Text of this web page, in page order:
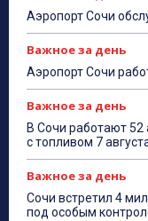
Аэропорт Сочи
Важное за день
Аэропорт Сочи
Важное за день
В Сочи работают 52
с топливом 7
Важное за день
Сочи встретил 4
под особым